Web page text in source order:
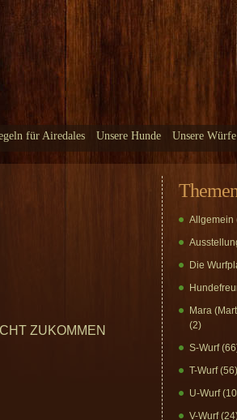
für Airedales Unsere Hunde Unsere Würfe
ZUKOMMEN
Allgemein
Die
Mara
(2)
S-Wurf
T-Wurf(56)
U-Wurf
V-Wurf